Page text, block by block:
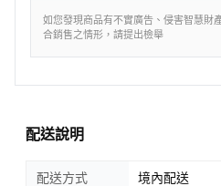
如您發現商品有不實廣告、侵害智慧財
合銷售之情形，請提出檢舉
配送說明
配送方式 境內配送